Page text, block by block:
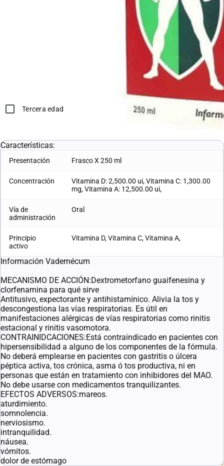
*Compras con receta médica o tercera edad, deben adjuntar en
el siguiente paso la documentación correspondiente.
Tercera edad
L. 139.05
Características:
Presentación Frasco X 250 ml
Concentración
Vitamina D: 2,500.00 ui, Vitamina C: 1,300.00
mg, Vitamina A: 12,500.00 ui,
Vía de
administración
Oral
Principio
activo
Vitamina D, Vitamina C, Vitamina A,
Información Vademécum
MECANISMO DE ACCIÓN:Dextrometorfano guaifenesina y
clorfenamina para qué sirve
Antitusivo, expectorante y antihistamínico. Alivia la tos y
descongestiona las vías respiratorias. Es útil en
manifestaciones alérgicas de vías respiratorias como rinitis
estacional y rinitis vasomotora.
CONTRAINIDCACIONES:Está contraindicado en pacientes con
hipersensibilidad a alguno de los componentes de la fórmula.
No deberá emplearse en pacientes con gastritis o úlcera
péptica activa, tos crónica, asma ó tos productiva, ni en
personas que están en tratamiento con inhibidores del MAO.
No debe usarse con medicamentos tranquilizantes.
EFECTOS ADVERSOS:mareos.
aturdimiento.
somnolencia.
nerviosismo.
intranquilidad.
náusea.
vómitos.
dolor de estómago